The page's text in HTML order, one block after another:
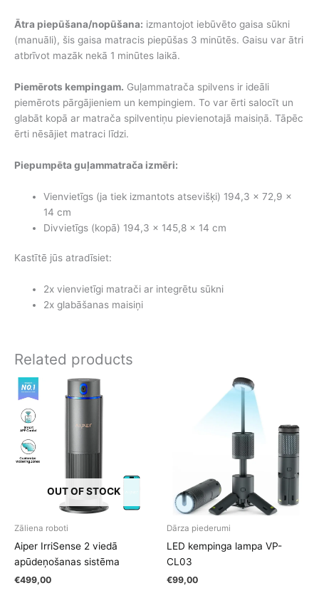
Ātra piepūšana/nopūšana: izmantojot iebūvēto gaisa sūkni
(manuāli), šis gaisa matracis piepūšas 3 minūtēs. Gaisu var ātri
atbrīvot mazāk nekā 1 minūtes laikā.
Piemērots kempingam. Guļammatrača spilvens ir ideāli
piemērots pārgājieniem un kempingiem. To var ērti salocīt un
glabāt kopā ar matrača spilventiņu pievienotajā maisiņā. Tāpēc
ērti nēsājiet matraci līdzi.
Piepumpēta guļammatrača izmēri:
Vienvietīgs (ja tiek izmantots atsevišķi) 194,3 x 72,9 x
14 cm
Divvietīgs (kopā) 194,3 x 145,8 x 14 cm
Kastītē jūs atradīsiet:
2x vienvietīgi matrači ar integrētu sūkni
2x glabāšanas maisiņi
Related products
OUT OF STOCK
Zāliena roboti
Aiper IrriSense 2 viedā
apūdeņošanas sistēma
€499,00
Dārza piederumi
LED kempinga lampa VP-
CL03
€99,00